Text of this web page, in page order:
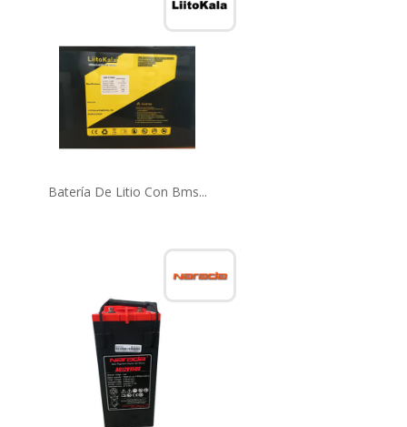
Batería De Litio Con Bms...